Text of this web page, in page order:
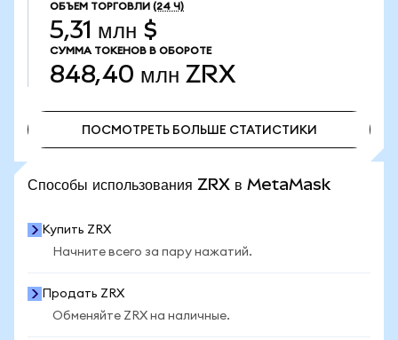
ОБЪЕМ ТОРГОВЛИ (24 Ч)
5,31 млн $
СУММА ТОКЕНОВ В ОБОРОТЕ
848,40 млн ZRX
ПОСМОТРЕТЬ БОЛЬШЕ СТАТИСТИКИ
Способы использования ZRX в MetaMask
Купить ZRX
Начните всего за пару нажатий.
Продать ZRX
Обменяйте ZRX на наличные.